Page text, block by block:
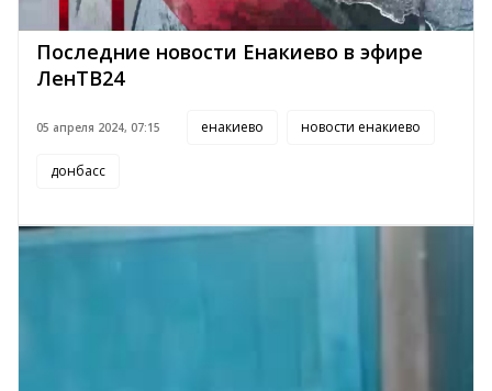
Последние новости Енакиево в эфире
ЛенТВ24
05 апреля 2024, 07:15 енакиево новости енакиево
донбасс